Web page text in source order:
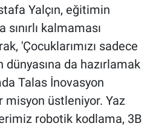
Yalçın, eğitimin
sınırlı kalmaması
'Çocuklarımızı sadece
dünyasına da hazırlamak
Talas İnovasyon
misyon üstleniyor. Yaz
robotik kodlama, 3B